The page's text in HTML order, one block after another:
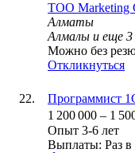
ТОО Marketing
Алматы
Алмалы и еще 3
Можно без
Откликнуться
Программист
1 200 000 – 1
Опыт 3-6 лет
Выплаты: Раз в